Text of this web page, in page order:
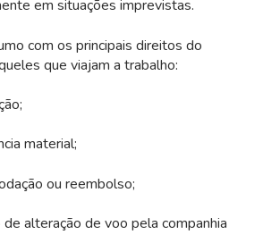
em situações imprevistas.
com os principais direitos do
que viajam a trabalho:
material;
ou reembolso;
alteração de voo pela companhia